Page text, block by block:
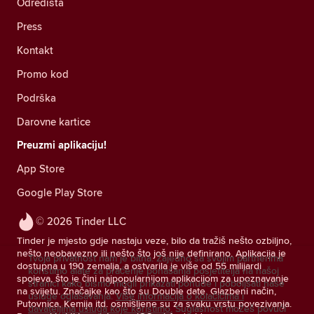
© 2026 Tinder LLC
Tinder je mjesto gdje nastaju veze, bilo da tražiš nešto ozbiljno,
nešto neobavezno ili nešto što još nije definirano. Aplikacija je
dostupna u 190 zemalja, a ostvarila je više od 55 milijardi
spojeva, što je čini najpopularnijom aplikacijom za upoznavanje
na svijetu. Značajke kao što su Double date, Glazbeni način,
Putovnica, Kemija itd. osmišljene su za svaku vrstu povezivanja.
Press
Kontakt
Promo kod
Podrška
Darovne kartice
Preuzmi aplikaciju!
App Store
Google Play Store
Tvoja privatnost nam je bitna. Zajedno sa svojim partnerima
koristimo alate za praćenje ponašanja posjetitelja na našoj
stranici kako bismo mogli prikazati ponude i poboljšati naše
usluge oglašavanja. Više informacija o kolačićima i
davateljima usluga koje koristimo. Suglasnost možeš povući